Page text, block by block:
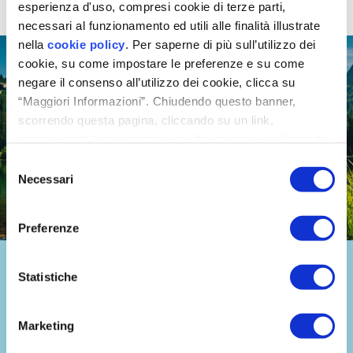
esperienza d'uso, compresi cookie di terze parti,
necessari al funzionamento ed utili alle finalità illustrate
nella cookie policy. Per saperne di più sull’utilizzo dei
cookie, su come impostare le preferenze e su come
negare il consenso all’utilizzo dei cookie, clicca su
“Maggiori Informazioni”. Chiudendo questo banner,
scorrendo questa pagina, cliccando su un link,
Selezione
delNecessari
Preferenze
Statistiche
Marketing
Respira salute
Il primo podcast che racconta l’importanza di respirare
un’aria salubre in ogni ambiente: casa, scuola, ufficio. Un
viaggio di scoperta e consapevolezza sui temi dellaqualità
e sui pericoli dell’inquinamento negli